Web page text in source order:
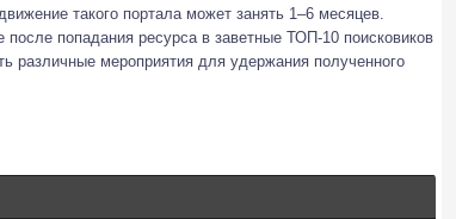
такого портала может занять 1–6 месяцев.
попадания ресурса в заветные ТОП-10 поисковиков
различные мероприятия для удержания полученного